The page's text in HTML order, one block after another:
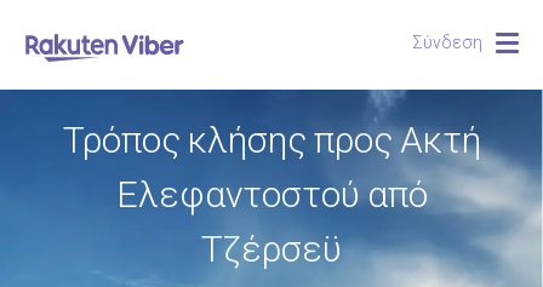
Σύνδεση
Τρόπος κλήσης προς Ακτή
Ελεφαντοστού από
Τζέρσεϋ